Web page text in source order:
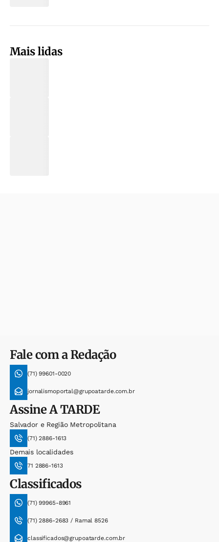
Mais lidas
Fale com a Redação
(71) 99601-0020
jornalismoportal@grupoatarde.com.br
AssineA TARDE
Salvador e Região Metropolitana
(71) 2886-1613
Demais localidades
71 2886-1613
Classificados
(71) 99965-8961
(71) 2886-2683 / Ramal 8526
classificados@grupoatarde.com.br